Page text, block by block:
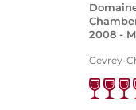
2008 -
Gevrey-